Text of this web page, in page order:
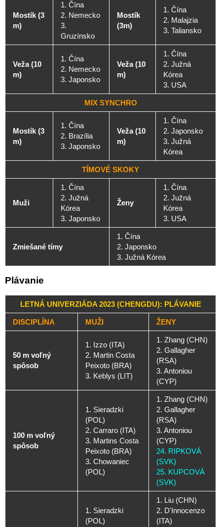
Mostík (3
m)
1. Čína
2. Nemecko
3.
Gruzínsko
Mostík
(3m)
1. Čína
2. Malajzia
3. Taliansko
Veža (10
m)
1. Čína
2. Nemecko
3. Japonsko
Veža (10
m)
1. Čína
2. Južná
Kórea
3. USA
MIX SYNCHRO
Mostík (3
m)
1. Čína
2. Brazília
3. Japonsko
Veža (10
m)
1. Čína
2. Japonsko
3. Južná
Kórea
TÍMOVÉ SKOKY
Muži
1. Čína
2. Južná
Kórea
3. Japonsko
Ženy
1. Čína
2. Južná
Kórea
3. USA
Zmiešané tímy
1. Čína
2. Japonsko
3. Južná Kórea
Plávanie
LETNÁ UNIVERZIÁDA 2023 (CHENGDU): PLÁVANIE
DISCIPLÍNA MUŽI ŽENY
50 m voľný
spôsob
1. Izzo (ITA)
2. Martin Costa
Peixoto (BRA)
3. Keblys (LIT)
1. Zhang (CHN)
2. Gallagher
(RSA)
3. Antoniou
(CYP)
100 m voľný
spôsob
1. Sieradzki
(POL)
2. Carraro (ITA)
3. Martins Costa
Peixoto (BRA)
3. Chowaniec
(POL)
1. Zhang (CHN)
2. Gallagher
(RSA)
3. Antoniou
(CYP)
24. RIPKOVÁ
(SVK)
25. KUPCOVÁ
(SVK)
1. Sieradzki
(POL)
1. Liu (CHN)
2. D'Innocenzo
(ITA)